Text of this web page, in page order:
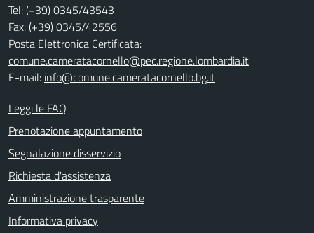
Tel:(+39) 0345/43543
Fax: (+39) 0345/42556
Posta Elettronica Certificata:
comune.cameratacornello@pec.regione.lombardia.it
E-mail: info@comune.cameratacornello.bg.it
Leggi le FAQ
Prenotazione appuntamento
Segnalazione disservizio
Richiesta d'assistenza
Amministrazione trasparente
Informativa privacy